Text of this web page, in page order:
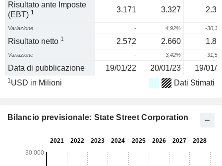
Risultato ante Imposte
(EBT) 1 3.171 3.327
Variazione - 4,92% -
Risultato netto 1 2.572 2.660
Variazione - 3,42% -
Data di pubblicazione 19/01/22 20/01/23 19/01/
1USD in Milioni Dati Stimati
Bilancio previsionale: State Street Corporation